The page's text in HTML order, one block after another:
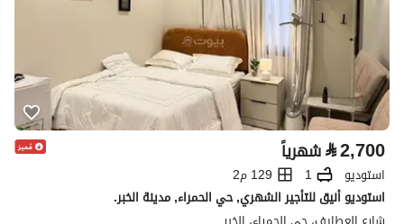
⃁2,700 شهرياً
استوديو 1
129 م2
استوديو أنيق للتأجير الشهري, حي الحمراء, مدينة الخبر.